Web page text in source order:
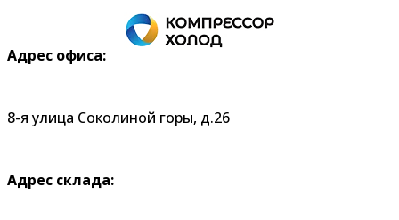
Адрес офиса:
8-я улица Соколиной горы, д.26
Адрес склада: